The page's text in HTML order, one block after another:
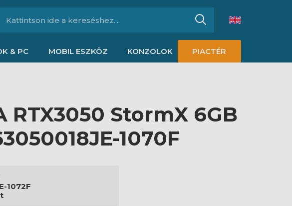
& PC MOBIL ESZKÖZ KONZOLOK PIACTÉR
RTX3050 StormX 6GB
1070F
1072F